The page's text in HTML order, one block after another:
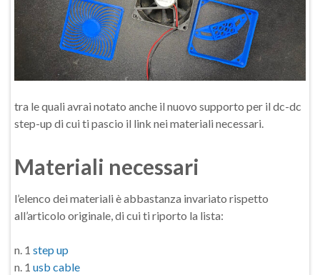
tra le quali avrai notato anche il nuovo supporto per il dc-dc
step-up di cui ti pascio il link nei materiali necessari.
Materiali necessari
l’elenco dei materiali è abbastanza invariato rispetto
all’articolo originale, di cui ti riporto la lista:
n. 1 step up
n. 1 usb cable